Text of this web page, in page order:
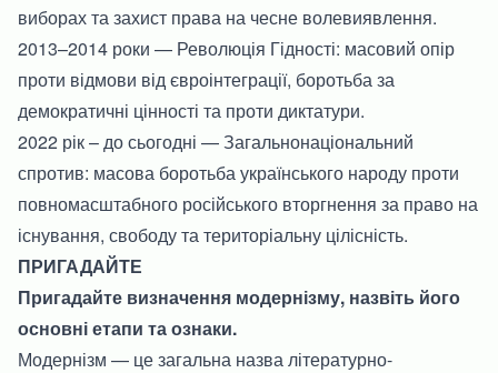
виборах та захист права на чесне волевиявлення.
2013–2014 роки — Революція Гідності: масовий опір
проти відмови від євроінтеграції, боротьба за
демократичні цінності та проти диктатури.
2022 рік – до сьогодні — Загальнонаціональний
спротив: масова боротьба українського народу проти
повномасштабного російського вторгнення за право на
існування, свободу та територіальну цілісність.
ПРИГАДАЙТЕ
Пригадайте визначення модернізму, назвіть його
основні етапи та ознаки.
Модернізм — це загальна назва літературно-